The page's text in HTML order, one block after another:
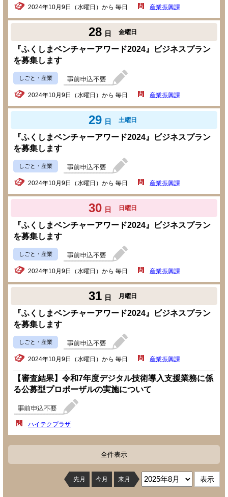
2024年10月9日（水曜日）から 毎日 産業振興課
28 日 金曜日
『ふくしまベンチャーアワード2024』ビジネスプラン
を募集します
しごと・産業
2024年10月9日（水曜日）から 毎日 産業振興課
29 日 土曜日
『ふくしまベンチャーアワード2024』ビジネスプラン
を募集します
しごと・産業
2024年10月9日（水曜日）から 毎日 産業振興課
30 日 日曜日
『ふくしまベンチャーアワード2024』ビジネスプラン
を募集します
しごと・産業
2024年10月9日（水曜日）から 毎日 産業振興課
31 日 月曜日
『ふくしまベンチャーアワード2024』ビジネスプラン
を募集します
しごと・産業
2024年10月9日（水曜日）から 毎日 産業振興課
【審査結果】令和7年度デジタル技術導入支援業務に係
る公募型プロポーザルの実施について
ハイテクプラザ
全件表示
先月 今月 来月